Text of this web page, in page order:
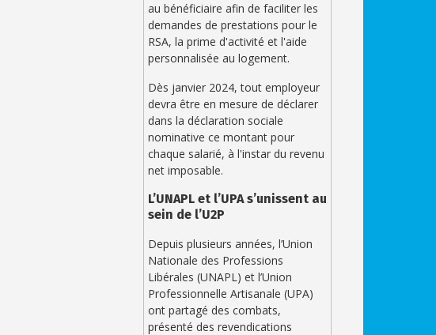
au bénéficiaire afin de faciliter les
demandes de prestations pour le
RSA, la prime d'activité et l'aide
personnalisée au logement.
Dès janvier 2024, tout employeur
devra être en mesure de déclarer
dans la déclaration sociale
nominative ce montant pour
chaque salarié, à l'instar du revenu
net imposable.
L’UNAPL et l’UPA s’unissent au
sein de l’U2P
Depuis plusieurs années, l’Union
Nationale des Professions
Libérales (UNAPL) et l’Union
Professionnelle Artisanale (UPA)
ont partagé des combats,
présenté des revendications